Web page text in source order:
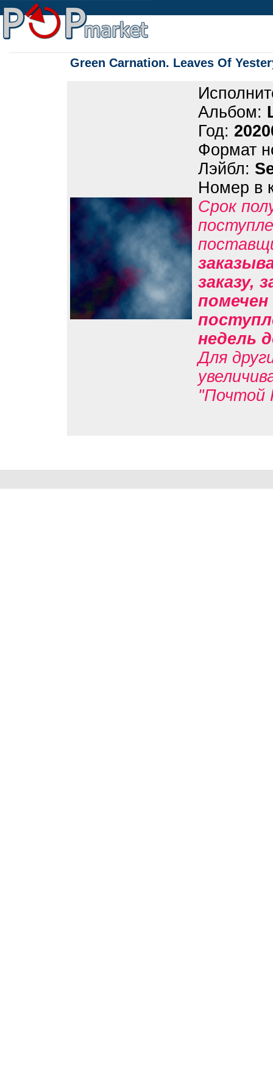
Green Carnation. Leaves Of
Альбом:
Год:
Формат
Лэйбл:
Номер в
Срок
заказу,
помечен
недель
Для
"Почтой